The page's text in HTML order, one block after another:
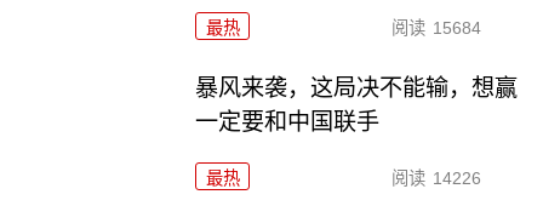
最热 阅读 15684
暴风来袭，这局决不能输，想赢
一定要和中国联手
最热 阅读 14226